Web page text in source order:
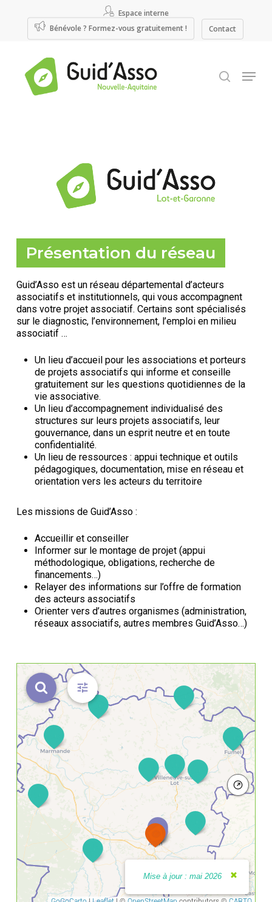
Panneau de gestion des cookies
principal
Espace interne
Bénévole ? Formez-vous gratuitement !
Contact
Menu
Présentation du réseau
Guid’Asso est un réseau départemental d’acteurs
associatifs et institutionnels, qui vous accompagnent
dans votre projet associatif. Certains sont spécialisés
sur le diagnostic, l’environnement, l’emploi en milieu
associatif …
Un lieu d’accueil pour les associations et porteurs
de projets associatifs qui informe et conseille
gratuitement sur les questions quotidiennes de la
vie associative.
Un lieu d’accompagnement individualisé des
structures sur leurs projets associatifs, leur
gouvernance, dans un esprit neutre et en toute
confidentialité.
Un lieu de ressources : appui technique et outils
pédagogiques, documentation, mise en réseau et
orientation vers les acteurs du territoire
‍Les missions de Guid’Asso :
Accueillir et conseiller
Informer sur le montage de projet (appui
méthodologique, obligations, recherche de
financements…)
Relayer des informations sur l’offre de formation
des acteurs associatifs
Orienter vers d’autres organismes (administration,
réseaux associatifs, autres membres Guid’Asso…)